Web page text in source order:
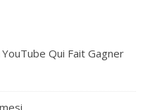
Qui Fait Gagner